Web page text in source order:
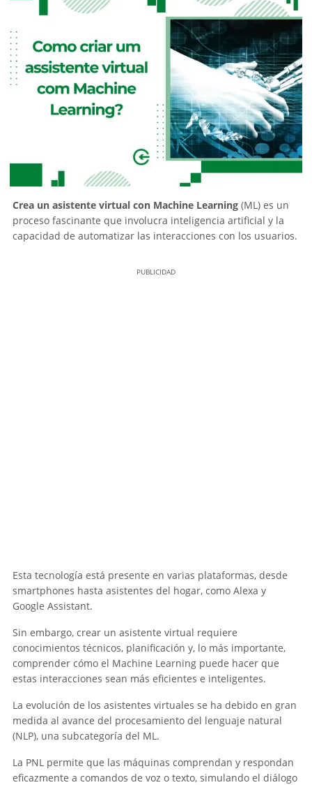
Crea un asistente virtual con Machine Learning (ML) es un
proceso fascinante que involucra inteligencia artificial y la
capacidad de automatizar las interacciones con los usuarios.
PUBLICIDAD
Esta tecnología está presente en varias plataformas, desde
smartphones hasta asistentes del hogar, como Alexa y
Google Assistant.
Sin embargo, crear un asistente virtual requiere
conocimientos técnicos, planificación y, lo más importante,
comprender cómo el Machine Learning puede hacer que
estas interacciones sean más eficientes e inteligentes.
La evolución de los asistentes virtuales se ha debido en gran
medida al avance del procesamiento del lenguaje natural
(NLP), una subcategoría del ML.
La PNL permite que las máquinas comprendan y respondan
eficazmente a comandos de voz o texto, simulando el diálogo